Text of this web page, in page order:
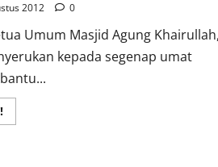
2012 0
Umum Masjid Agung
kepada segenap umat
Read
more